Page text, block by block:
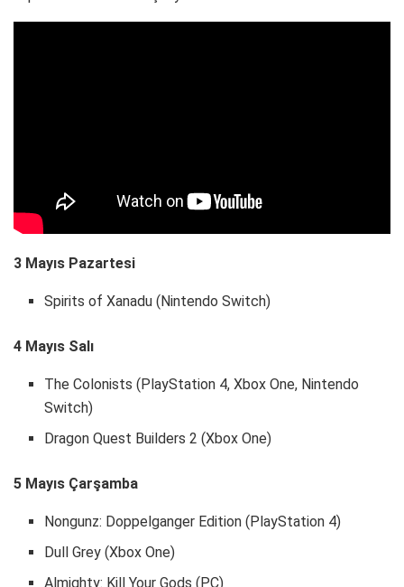
3 Mayıs Pazartesi
Spirits of Xanadu (Nintendo Switch)
4 Mayıs Salı
The Colonists (PlayStation 4, Xbox One, Nintendo
Switch)
Dragon Quest Builders 2 (Xbox One)
5 Mayıs Çarşamba
Nongunz: Doppelganger Edition (PlayStation 4)
Dull Grey (Xbox One)
Almighty: Kill Your Gods (PC)